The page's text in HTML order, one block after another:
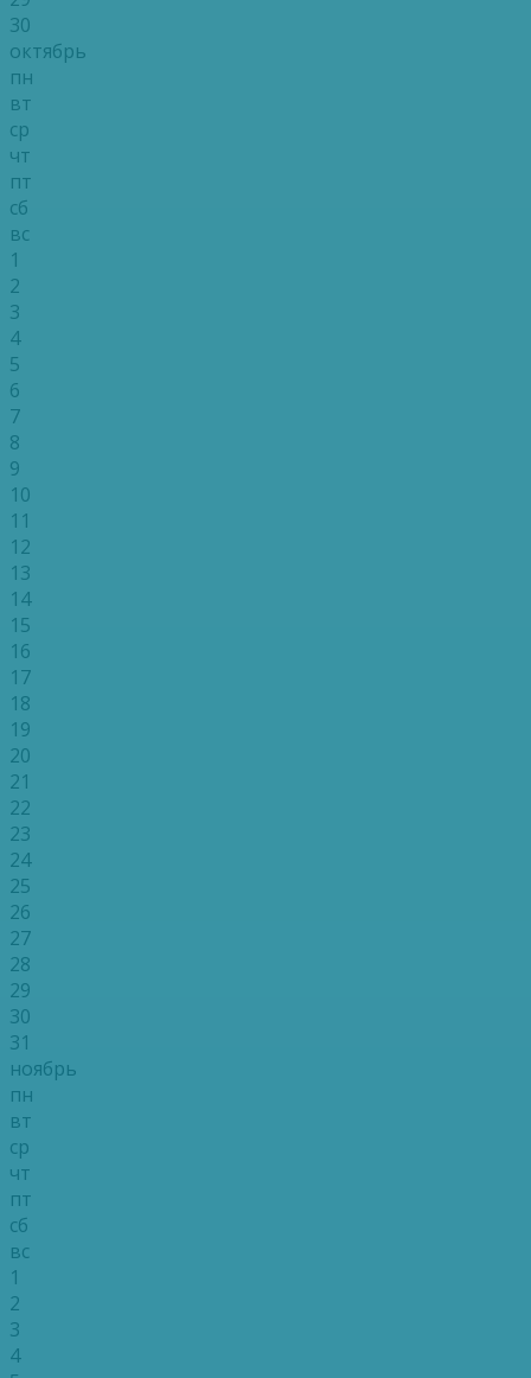
30
октябрь
пн
вт
ср
чт
пт
сб
вс
1
2
3
4
5
6
7
8
9
10
11
12
13
14
15
16
17
18
19
20
21
22
23
24
25
26
27
28
29
30
31
ноябрь
пн
вт
ср
чт
пт
сб
вс
1
2
3
4